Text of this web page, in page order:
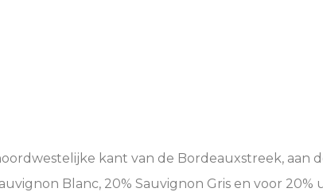
kant van de Bordeauxstreek, aan
Blanc, 20% Sauvignon Gris en voor 20%